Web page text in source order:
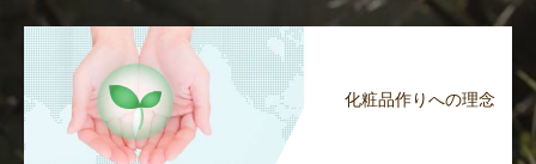
化粧品作りへの理念